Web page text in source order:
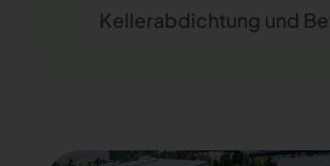
Kellerabdichtung und